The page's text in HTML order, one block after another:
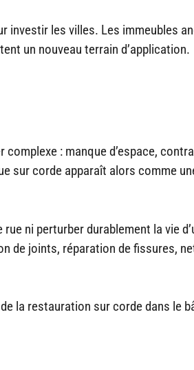
investir les villes. Les immeubles
un nouveau terrain d’application.
: manque d’espace,
sur corde apparaît alors comme
ni perturber durablement la vie
de joints, réparation de fissures,
la restauration sur corde dans le